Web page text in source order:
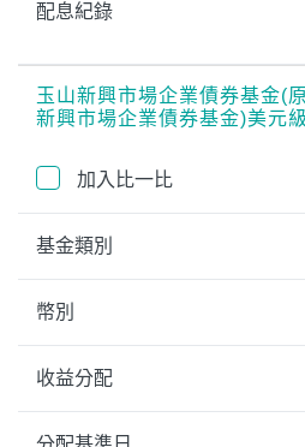
配息紀錄
玉山新興市場企業債券基金(
新興市場企業債券基金)美元
加入比一比
基金類別
幣別
收益分配